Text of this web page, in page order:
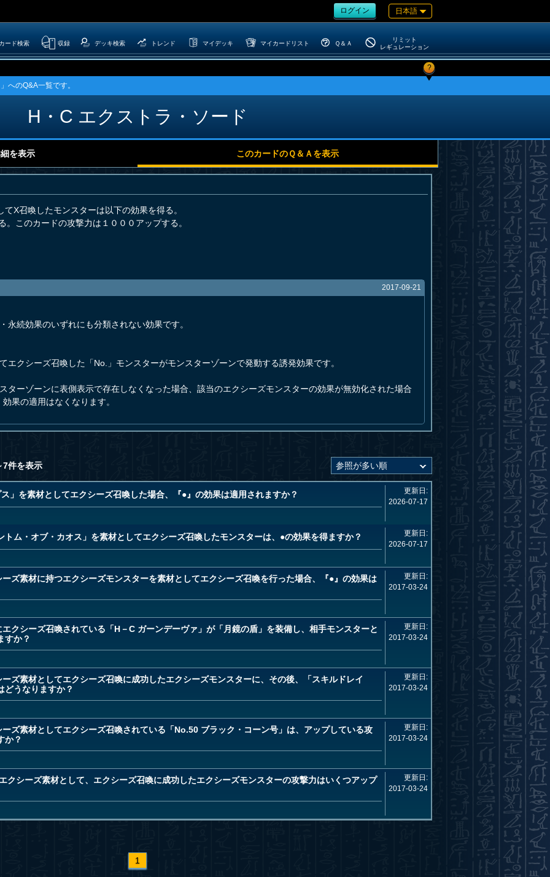
ログイン 日本語
ード検索 収録 デッキ検索 トレンド マイデッキ マイカードリスト Ｑ＆Ａ
リミット
レギュレーション
?
へのQ&A一覧です。
H・C エクストラ・ソード
を表示 このカードのＱ＆Ａを表示
X召喚したモンスターは以下の効果を得る。
このカードの攻撃力は１０００アップする。
2017-09-21
永続効果のいずれにも分類されない効果です。
エクシーズ召喚した「No.」モンスターがモンスターゾーンで発動する誘発効果です。
ターゾーンに表側表示で存在しなくなった場合、該当のエクシーズモンスターの効果が無効化された場合
果の適用はなくなります。
7件を表示
」を素材としてエクシーズ召喚した場合、『●』の効果は適用されますか？
更新日:
2026-07-17
ム・オブ・カオス」を素材としてエクシーズ召喚したモンスターは、●の効果を得ますか？
更新日:
2026-07-17
ズ素材に持つエクシーズモンスターを素材としてエクシーズ召喚を行った場合、『●』の効果は
更新日:
2017-03-24
クシーズ召喚されている「H－C ガーンデーヴァ」が「月鏡の盾」を装備し、相手モンスターと
すか？
更新日:
2017-03-24
ズ素材としてエクシーズ召喚に成功したエクシーズモンスターに、その後、「スキルドレイ
どうなりますか？
更新日:
2017-03-24
ズ素材としてエクシーズ召喚されている「No.50 ブラック・コーン号」は、アップしている攻
か？
更新日:
2017-03-24
クシーズ素材として、エクシーズ召喚に成功したエクシーズモンスターの攻撃力はいくつアップ
更新日:
2017-03-24
1